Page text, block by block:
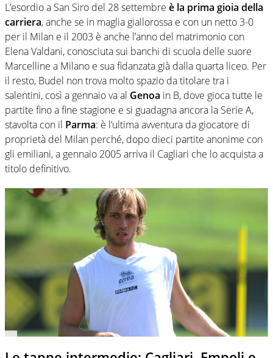
L’esordio a San Siro del 28 settembre è la prima gioia della
carriera, anche se in maglia giallorossa e con un netto 3-0
per il Milan e il 2003 è anche l’anno del matrimonio con
Elena Valdani, conosciuta sui banchi di scuola delle suore
Marcelline a Milano e sua fidanzata già dalla quarta liceo. Per
il resto, Budel non trova molto spazio da titolare tra i
salentini, così a gennaio va al Genoa in B, dove gioca tutte le
partite fino a fine stagione e si guadagna ancora la Serie A,
stavolta con il Parma: è l’ultima avventura da giocatore di
proprietà del Milan perché, dopo dieci partite anonime con
gli emiliani, a gennaio 2005 arriva il Cagliari che lo acquista a
titolo definitivo.